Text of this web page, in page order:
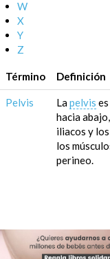
W
X
Y
Z
Término Definición
Pelvis Lapelvis
hacia
iliacos y
los
perineo.